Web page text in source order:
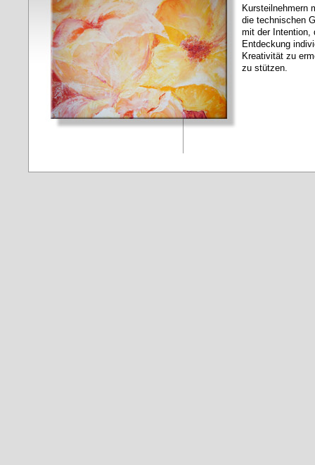
Kursteilnehmern
die technischen
mit der Intention,
Entdeckung
Kreativität zu
zu stützen.